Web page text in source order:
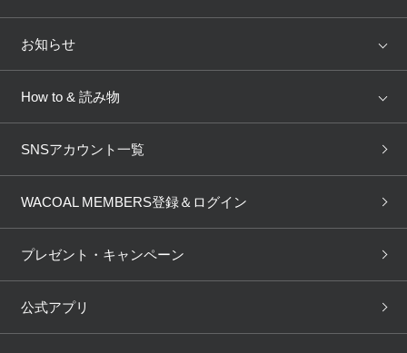
トピックス
AMPHI une nana cool
OUR WACOAL
WACOAL Remamma Mens Innerwear
Licensed Brands
店舗を探す
ブラ無料診断
3Dボディスキャン
お知らせ
新着情報
商品回収
ニュース＆トピックス
How to & 読み物
下着の基礎知識
ブラパン ワコールスタイル
大人の工場見学inベトナム
人間科学研究開発センター見
学
SNSアカウント一覧
WACOAL MEMBERS登録＆ログイン
プレゼント・キャンペーン
公式アプリ